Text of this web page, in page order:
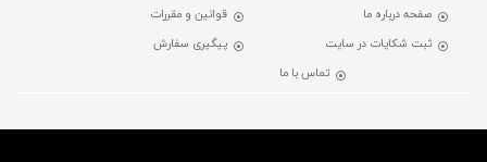
صفحه درباره ما
قوانین و مقررات
ثبت شکایات در سایت
پیگیری سفارش
تماس با ما